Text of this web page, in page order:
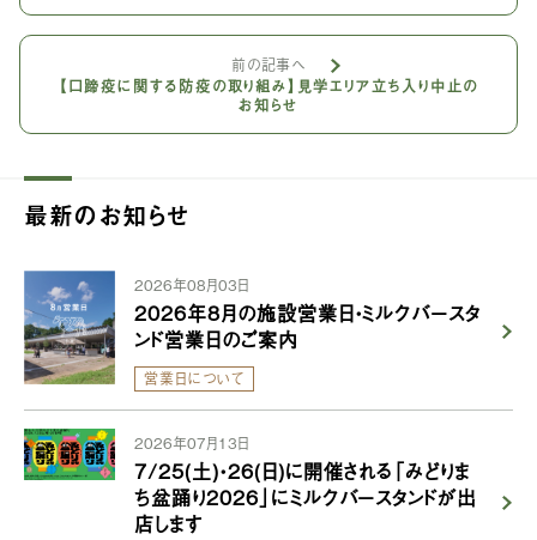
前の記事へ
【口蹄疫に関する防疫の取り組み】見学エリア立ち入り中止の
お知らせ
最新のお知らせ
2026年08月03日
2026年8月の施設営業日・ミルクバースタ
ンド営業日のご案内
営業日について
2026年07月13日
7/25(土)・26(日)に開催される「みどりま
ち盆踊り2026」にミルクバースタンドが出
店します